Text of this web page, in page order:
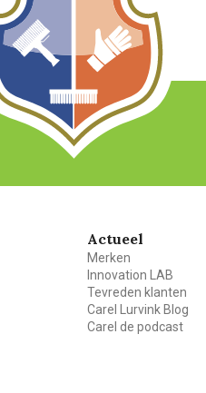
Actueel
Merken
Innovation LAB
Tevreden klanten
Carel Lurvink Blog
Carel de podcast